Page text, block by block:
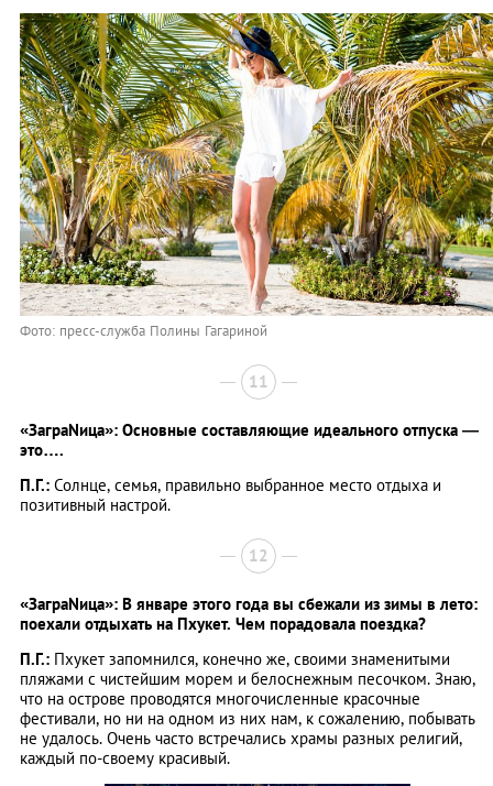
Фото: пресс-служба Полины Гагариной
11
«ЗаграNица»: Основные составляющие идеального отпуска —
это….
П.Г.: Солнце, семья, правильно выбранное место отдыха и
позитивный настрой.
12
«ЗаграNица»: В январе этого года вы сбежали из зимы в лето:
поехали отдыхать на Пхукет. Чем порадовала поездка?
П.Г.: Пхукет запомнился, конечно же, своими знаменитыми
пляжами с чистейшим морем и белоснежным песочком. Знаю,
что на острове проводятся многочисленные красочные
фестивали, но ни на одном из них нам, к сожалению, побывать
не удалось. Очень часто встречались храмы разных религий,
каждый по-своему красивый.